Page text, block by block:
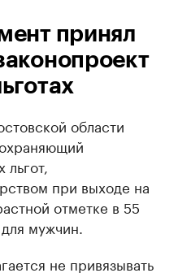
принял
области
при выходе на
отметке в 55
мужчин.
не привязывать